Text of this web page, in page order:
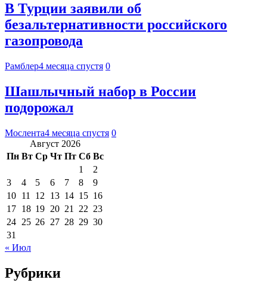
В Турции заявили об
безальтернативности российского
газопровода
Рамблер4 месяца спустя 0
Шашлычный набор в России
подорожал
Мослента4 месяца спустя 0
Август 2026
Пн Вт Ср Чт Пт Сб Вс
1
2
3
4 5 6 7 8
9
10 11 12 13 14 15 16
17 18 19 20 21 22 23
24 25 26 27 28 29 30
31
« Июл
Рубрики